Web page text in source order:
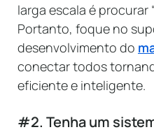
larga escala é procurar
Portanto, foque no
desenvolvimento do
conectar todos
eficiente e inteligente.
#2. Tenha um